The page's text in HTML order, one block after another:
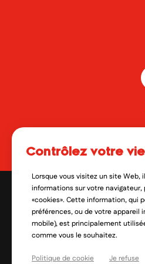
contrôlez votre
Lorsque vous visitez un site
informations sur votre
«cookies». Cette information, qui
préférences, ou de votre
mobile), est principalement
comme vous le souhaitez.
Politique de cookie Je refuse